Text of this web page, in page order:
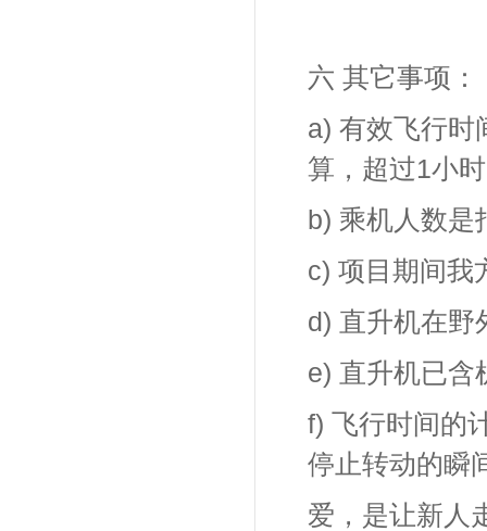
六 其它事项：
a) 有效飞行时
算，超过1小
b) 乘机人数是
c) 项目期间我
d) 直升机在野
e) 直升机已含
f) 飞行时间的
停止转动的瞬
爱，是让新人